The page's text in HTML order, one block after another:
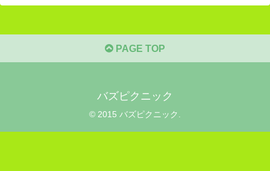
PAGE TOP
バズピクニック
© 2015 バズピクニック.